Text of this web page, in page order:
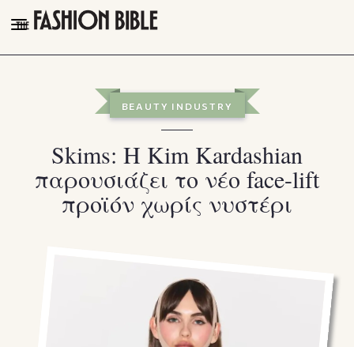
THE FASHION BIBLE
TALK OF THE TOWN
PLEASURES
VIDEOS
BEAUTY INDUSTRY
Skims: Η Kim Kardashian
παρουσιάζει το νέο face-lift
προϊόν χωρίς νυστέρι